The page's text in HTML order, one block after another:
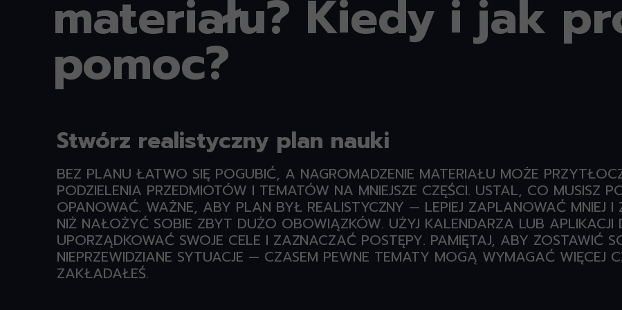
materiału? Kiedy i jak
pomoc?
Stwórz realistyczny plan nauki
BEZ PLANU ŁATWO SIĘ POGUBIĆ, A NAGROMADZENIE MATERIAŁU MOŻE
PODZIELENIA PRZEDMIOTÓW I TEMATÓW NA MNIEJSZE CZĘŚCI. USTAL, CO MUSISZ
OPANOWAĆ. WAŻNE, ABY PLAN BYŁ REALISTYCZNY — LEPIEJ ZAPLANOWAĆ MNIEJ I
NIŻ NAŁOŻYĆ SOBIE ZBYT DUŻO OBOWIĄZKÓW. UŻYJ KALENDARZA LUB
UPORZĄDKOWAĆ SWOJE CELE I ZAZNACZAĆ POSTĘPY. PAMIĘTAJ, ABY ZOSTAWIĆ
NIEPRZEWIDZIANE SYTUACJE — CZASEM PEWNE TEMATY MOGĄ WYMAGAĆ WIĘCEJ
ZAKŁADAŁEŚ.